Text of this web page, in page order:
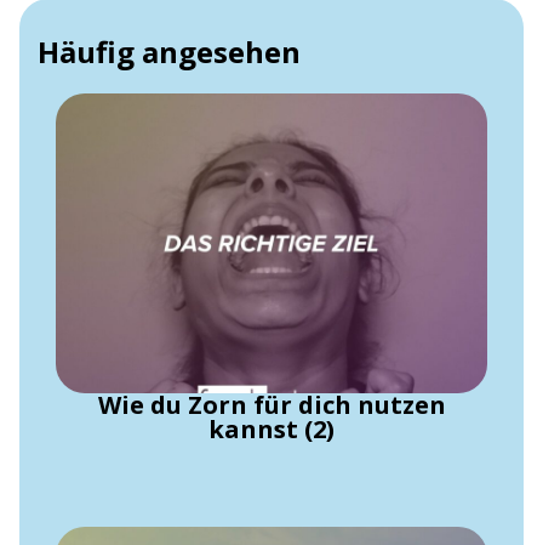
Häufig angesehen
Wie du Zorn für dich nutzen
kannst (2)